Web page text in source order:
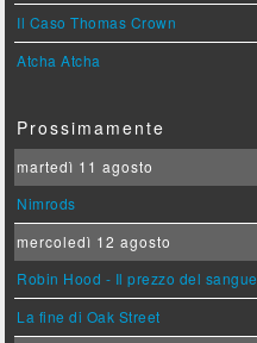
Il Caso Thomas Crown
Atcha Atcha
Prossimamente
martedì 11 agosto
Nimrods
mercoledì 12 agosto
Robin Hood - Il prezzo del sangue
La fine di Oak Street